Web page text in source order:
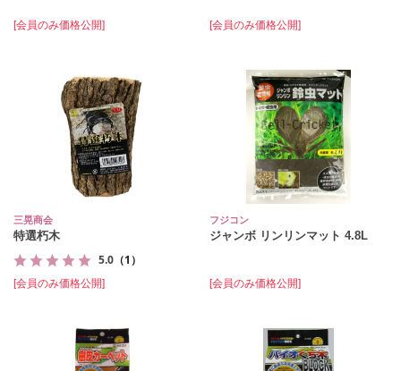
[会員のみ価格公開] [会員のみ価格公開]
三晃商会
特選朽木
5.0 （1）
[会員のみ価格公開]
フジコン
ジャンボ リンリンマット 4.8L
[会員のみ価格公開]